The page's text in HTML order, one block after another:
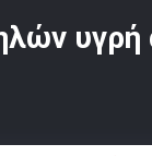
υγρή